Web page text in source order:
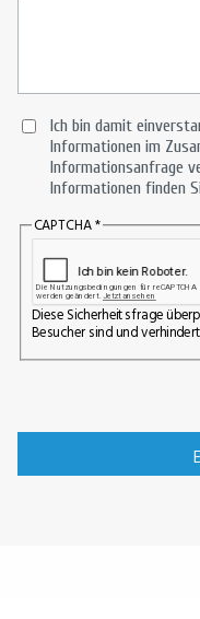
Ich bin damit
Informationen im
Informationsanfrage
Informationen finden
CAPTCHA
Diese Sicherheitsfrage
Besucher sind und